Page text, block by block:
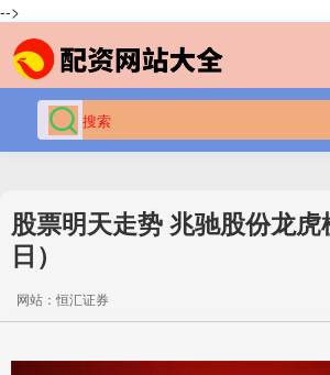
-->
股票明天走势 兆驰股份龙
日）
网站：恒汇证券